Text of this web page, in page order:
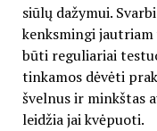
siūlų dažymui.
kenksmingi
būti reguliariai
tinkamos dėvėti
švelnus ir minkštas
leidžia jai kvėpuoti.